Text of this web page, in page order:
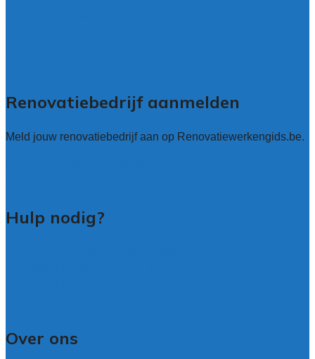
Renovatiebedrijf aanmelden
Meld jouw renovatiebedrijf aan op Renovatiewerkengids.be.
Hulp nodig?
Over ons